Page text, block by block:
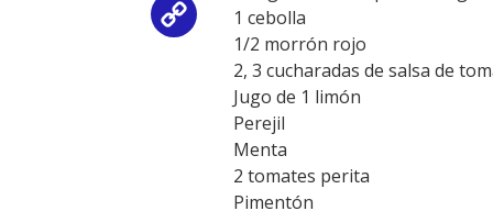
Copy
Link
1 cebolla
1/2 morrón rojo
2, 3 cucharadas de salsa de
Jugo de 1 limón
Perejil
Menta
2 tomates perita
Pimentón